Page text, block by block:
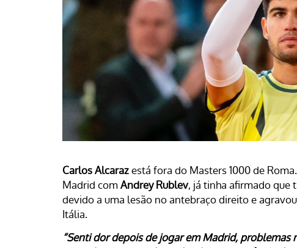
Carlos Alcarazestá fora do Masters 1000 de
Madrid comAndrey Rublev, já tinha afirmado que
devido a uma lesão no antebraço direito e
Itália.
“Senti dor depois de jogar em Madrid, problemas